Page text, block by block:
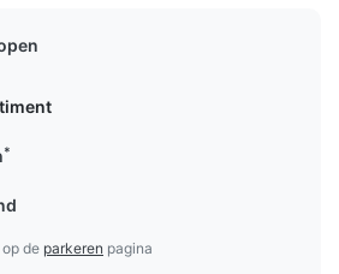
*
de parkeren pagina